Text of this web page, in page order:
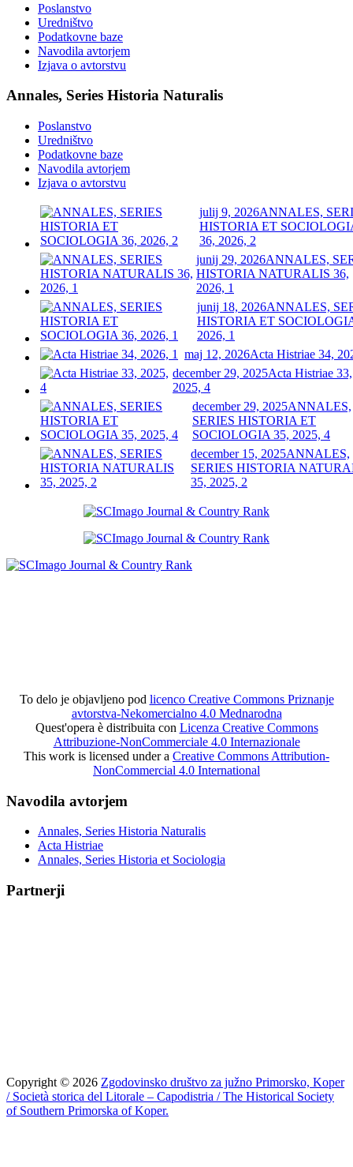
Poslanstvo
Uredništvo
Podatkovne baze
Navodila avtorjem
Izjava o avtorstvu
Annales, Series Historia Naturalis
Poslanstvo
Uredništvo
Podatkovne baze
Navodila avtorjem
Izjava o avtorstvu
julij 9, 2026ANNALES,
HISTORIA ET
36, 2026, 2
junij 29, 2026ANNALES,
HISTORIA NATURALIS 36,
2026, 1
junij 18, 2026ANNALES,
HISTORIA ET
2026, 1
maj 12, 2026Acta Histriae 34,
december 29, 2025Acta Histriae 33,
2025, 4
december 29, 2025ANNALES,
SERIES HISTORIA ET
SOCIOLOGIA 35, 2025, 4
december 15, 2025ANNALES,
SERIES HISTORIA
35, 2025, 2
To delo je objavljeno pod licenco Creative Commons Priznanje
avtorstva-Nekomercialno 4.0 Mednarodna
Quest'opera è distribuita con Licenza Creative Commons
Attribuzione-NonCommerciale 4.0 Internazionale
This work is licensed under a Creative Commons Attribution-
NonCommercial 4.0 International
Navodila avtorjem
Annales, Series Historia Naturalis
Acta Histriae
Annales, Series Historia et Sociologia
Partnerji
Copyright © 2026 Zgodovinsko društvo za južno Primorsko, Koper
/ Società storica del Litorale – Capodistria / The Historical Society
of Southern Primorska of Koper.